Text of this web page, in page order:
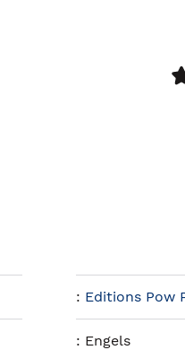
: Editions Pow
: Engels